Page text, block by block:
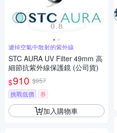
濾掉空氣中散射的紫外線
STC AURA UV Filter 49mm 高
細節抗紫外線保護鏡 (公司貨)
$910 $957
挑戰低價
券
加入購物車